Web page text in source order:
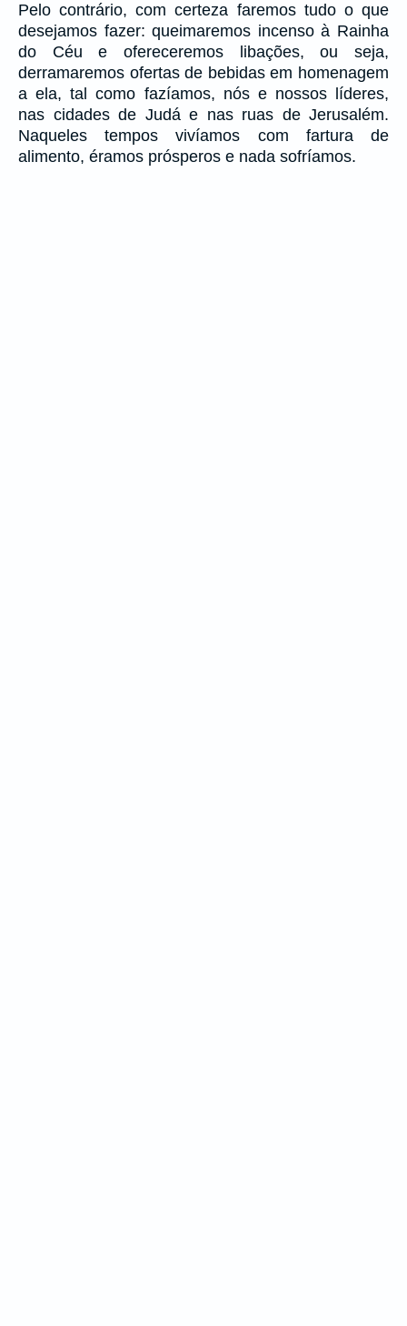
Pelo contrário, com certeza faremos tudo o que
desejamos fazer: queimaremos incenso à Rainha
do Céu e ofereceremos libações, ou seja,
derramaremos ofertas de bebidas em homenagem
a ela, tal como fazíamos, nós e nossos líderes,
nas cidades de Judá e nas ruas de Jerusalém.
Naqueles tempos vivíamos com fartura de
alimento, éramos prósperos e nada sofríamos.